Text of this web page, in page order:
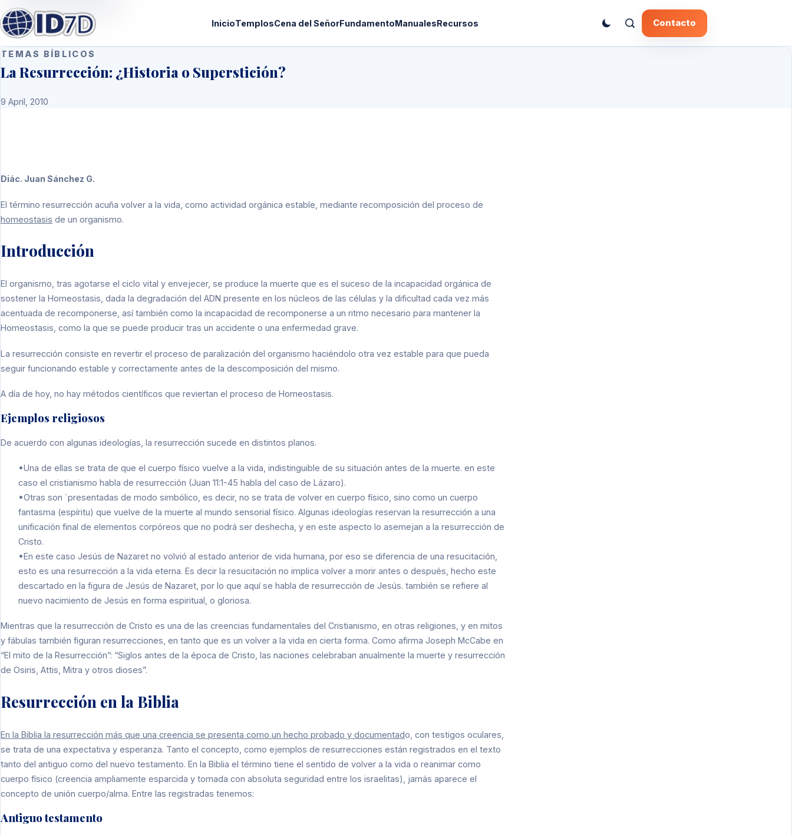
InicioTemplosCena del SeñorFundamentoManualesRecursos Contacto
TEMAS BÍBLICOS
La Resurrección: ¿Historia o Superstición?
9 April, 2010
Diác. Juan Sánchez G.
El término resurrección acuña volver a la vida, como actividad orgánica estable, mediante recomposición del proceso de
homeostasis de un organismo.
Introducción
El organismo, tras agotarse el ciclo vital y envejecer, se produce la muerte que es el suceso de la incapacidad orgánica de
sostener la Homeostasis, dada la degradación del ADN presente en los núcleos de las células y la dificultad cada vez más
acentuada de recomponerse, así también como la incapacidad de recomponerse a un ritmo necesario para mantener la
Homeostasis, como la que se puede producir tras un accidente o una enfermedad grave.
La resurrección consiste en revertir el proceso de paralización del organismo haciéndolo otra vez estable para que pueda
seguir funcionando estable y correctamente antes de la descomposición del mismo.
A día de hoy, no hay métodos científicos que reviertan el proceso de Homeostasis.
Ejemplos religiosos
De acuerdo con algunas ideologías, la resurrección sucede en distintos planos.
•Una de ellas se trata de que el cuerpo físico vuelve a la vida, indistinguible de su situación antes de la muerte. en este
caso el cristianismo habla de resurrección (Juan 11:1-45 habla del caso de Lázaro).
•Otras son ´presentadas de modo simbólico, es decir, no se trata de volver en cuerpo físico, sino como un cuerpo
fantasma (espíritu) que vuelve de la muerte al mundo sensorial físico. Algunas ideologías reservan la resurrección a una
unificación final de elementos corpóreos que no podrá ser deshecha, y en este aspecto lo asemejan a la resurrección de
Cristo.
•En este caso Jesús de Nazaret no volvió al estado anterior de vida humana, por eso se diferencia de una resucitación,
esto es una resurrección a la vida eterna. Es decir la resucitación no implica volver a morir antes o después, hecho este
descartado en la figura de Jesús de Nazaret, por lo que aquí se habla de resurrección de Jesús. también se refiere al
nuevo nacimiento de Jesús en forma espiritual, o gloriosa.
Mientras que la resurrección de Cristo es una de las creencias fundamentales del Cristianismo, en otras religiones, y en mitos
y fábulas también figuran resurrecciones, en tanto que es un volver a la vida en cierta forma. Como afirma Joseph McCabe en
“El mito de la Resurrección”: “Siglos antes de la época de Cristo, las naciones celebraban anualmente la muerte y resurrección
de Osiris, Attis, Mitra y otros dioses”.
Resurrección en la Biblia
En la Biblia la resurrección más que una creencia se presenta como un hecho probado y documentado, con testigos oculares,
se trata de una expectativa y esperanza. Tanto el concepto, como ejemplos de resurrecciones están registrados en el texto
tanto del antiguo como del nuevo testamento. En la Biblia el término tiene el sentido de volver a la vida o reanimar como
cuerpo físico (creencia ampliamente esparcida y tomada con absoluta seguridad entre los israelitas), jamás aparece el
concepto de unión cuerpo/alma. Entre las registradas tenemos:
Antiguo testamento